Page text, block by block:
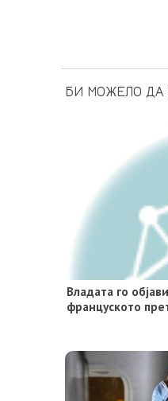
БИ МОЖЕЛО ДА
Владата го
француското